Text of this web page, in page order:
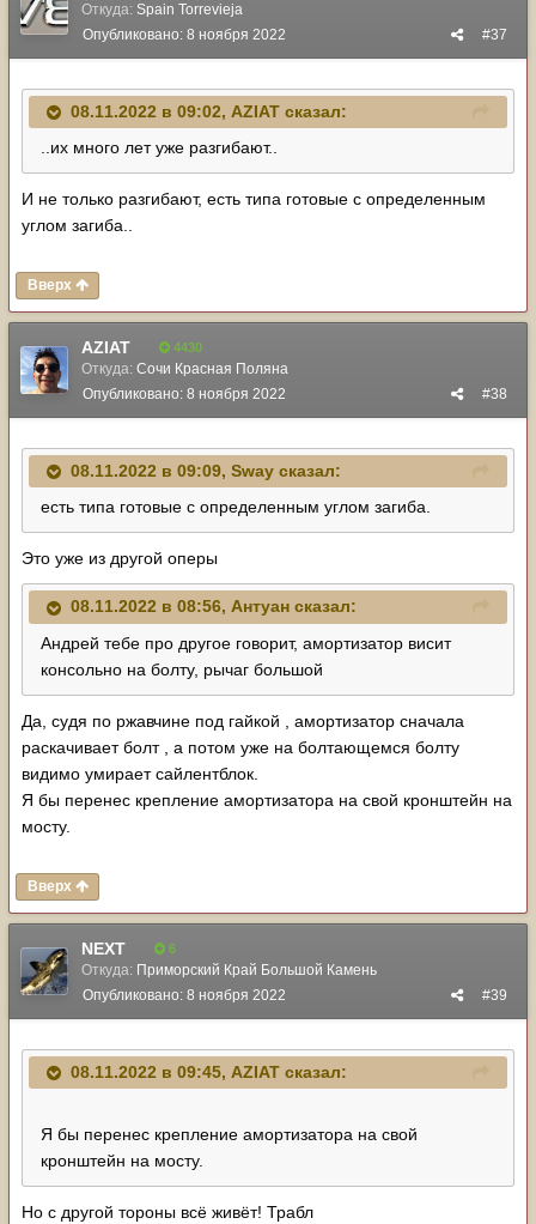
Откуда: Spain Torrevieja
#37
Опубликовано: 8 ноября 2022
08.11.2022 в 09:02, AZIAT сказал:
..их много лет уже разгибают..
И не только разгибают, есть типа готовые с определенным
углом загиба..
Вверх
AZIAT 4430
Откуда: Сочи Красная Поляна
#38
Опубликовано: 8 ноября 2022
08.11.2022 в 09:09, Sway сказал:
есть типа готовые с определенным углом загиба.
Это уже из другой оперы
08.11.2022 в 08:56, Антуан сказал:
Андрей тебе про другое говорит, амортизатор висит
консольно на болту, рычаг большой
Да, судя по ржавчине под гайкой , амортизатор сначала
раскачивает болт , а потом уже на болтающемся болту
видимо умирает сайлентблок.
Я бы перенес крепление амортизатора на свой кронштейн на
мосту.
Вверх
NЕХТ 6
Откуда: Приморский Край Большой Камень
#39
Опубликовано: 8 ноября 2022
08.11.2022 в 09:45, AZIAT сказал:
Я бы перенес крепление амортизатора на свой
кронштейн на мосту.
Но с другой тороны всё живёт! Трабл